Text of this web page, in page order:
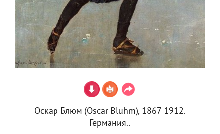
Оскар Блюм (Oscar Bluhm), 1867-1912.
Германия..